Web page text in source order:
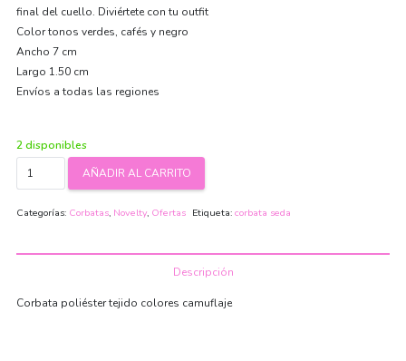
era:
$18000.
es:
$9000.
final del cuello. Diviértete con tu outfit
Color tonos verdes, cafés y negro
Ancho 7 cm
Largo 1.50 cm
Envíos a todas las regiones
2 disponibles
Camuflaje
AÑADIR AL CARRITO
Categorías: Corbatas, Novelty, Ofertas Etiqueta: corbata seda
Descripción
Corbata poliéster tejido colores camuflaje